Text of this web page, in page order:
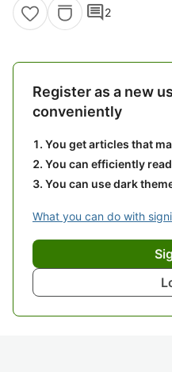
comment2
Register as a new
conveniently
You get articles that
You can efficiently
You can use dark
What you can do with